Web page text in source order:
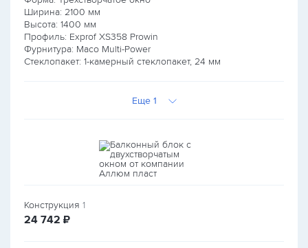
Ширина: 2100 мм
Высота: 1400 мм
Профиль: Exprof XS358 Prowin
Фурнитура: Maco Multi-Power
Стеклопакет: 1-камерный стеклопакет, 24 мм
Еще 1
Конструкция 1
24 742 руб.
₽